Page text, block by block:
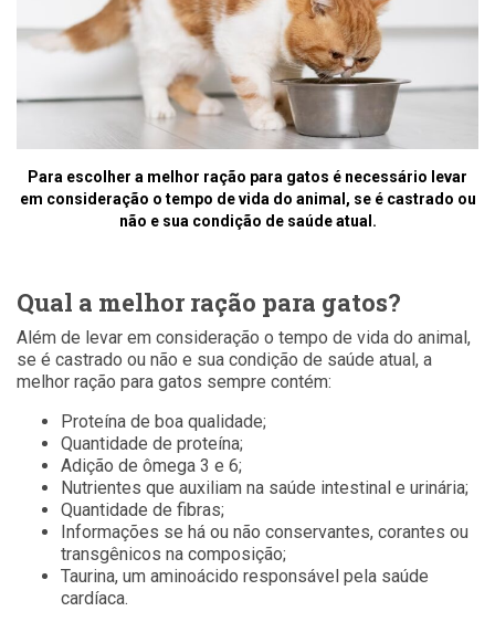
Para escolher a melhor ração para gatos é necessário levar
em consideração o tempo de vida do animal, se é castrado ou
não e sua condição de saúde atual.
Qual a melhor ração para gatos?
Além de levar em consideração o tempo de vida do animal,
se é castrado ou não e sua condição de saúde atual, a
melhor ração para gatos sempre contém:
Proteína de boa qualidade;
Quantidade de proteína;
Adição de ômega 3 e 6;
Nutrientes que auxiliam na saúde intestinal e urinária;
Quantidade de fibras;
Informações se há ou não conservantes, corantes ou
transgênicos na composição;
Taurina, um aminoácido responsável pela saúde
cardíaca.